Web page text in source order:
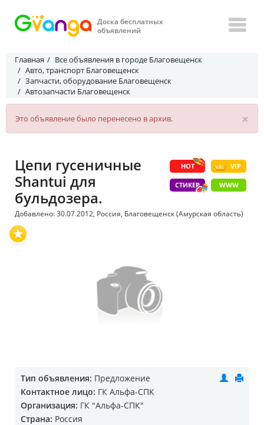
Доска бесплатных
объявлений
Главная
Все объявления в городе Благовещенск
Авто, транспорт Благовещенск
Запчасти, оборудование Благовещенск
Автозапчасти Благовещенск
×
Это объявление было перенесено в архив.
HOT VIP
СТИКЕР WWW
Цепи гусеничные
Shantui для
бульдозера.
Добавлено: 30.07.2012, Россия, Благовещенск (Амурская область)
Тип объявления: Предложение
Контактное лицо: ГК Альфа-СПК
Организация: ГК "Альфа-СПК"
Страна: Россия